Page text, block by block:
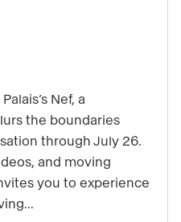
Nef, a
the boundaries
through July 26.
and moving
you to experience